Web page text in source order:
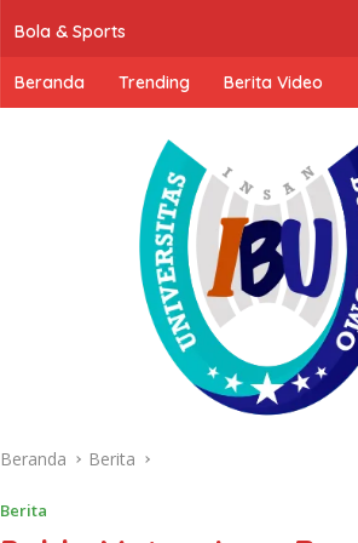
Bola & Sports
Beranda Trending Berita Video
Beranda Berita
Berita